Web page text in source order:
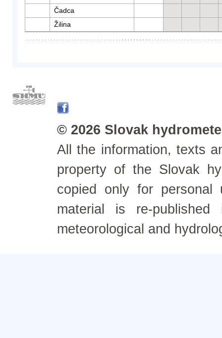
Čadca
Žilina
© 2026 Slovak
All the information, texts
property of the Slovak
copied only for personal
material is re-
meteorological and